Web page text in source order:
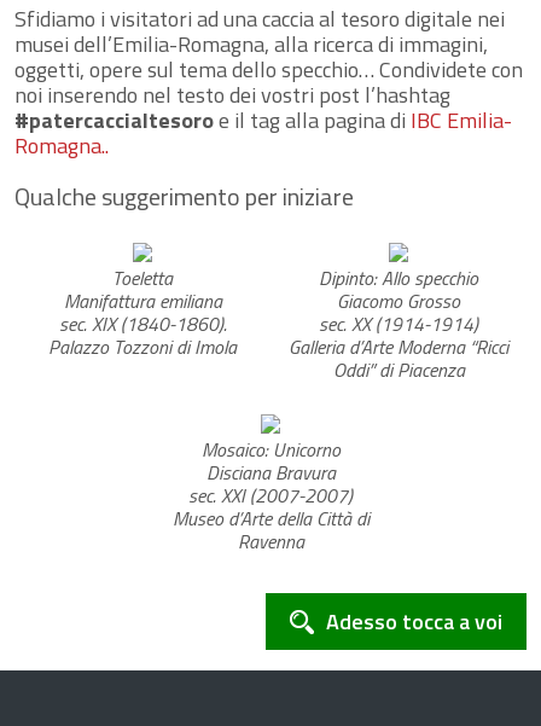
Sfidiamo i visitatori ad una caccia al tesoro digitale nei
musei dell’Emilia-Romagna, alla ricerca di immagini,
oggetti, opere sul tema dello specchio… Condividete con
noi inserendo nel testo dei vostri post l’hashtag
#patercaccialtesoroe il tag alla pagina di IBC Emilia-
Romagna..
Qualche suggerimento per iniziare
Toeletta
Manifattura emiliana
sec. XIX (1840-1860).
Palazzo Tozzoni di Imola
Dipinto: Allo specchio
Giacomo Grosso
sec. XX (1914-1914)
Galleria d’Arte Moderna “Ricci
Oddi” di Piacenza
Mosaico: Unicorno
Disciana Bravura
sec. XXI (2007-2007)
Museo d’Arte della Città di
Ravenna
Adesso tocca a voi